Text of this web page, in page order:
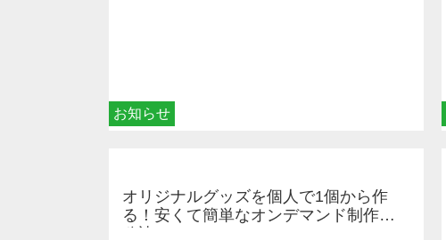
お知らせ
オリジナルグッズを個人で1個から作
る！安くて簡単なオンデマンド制作の